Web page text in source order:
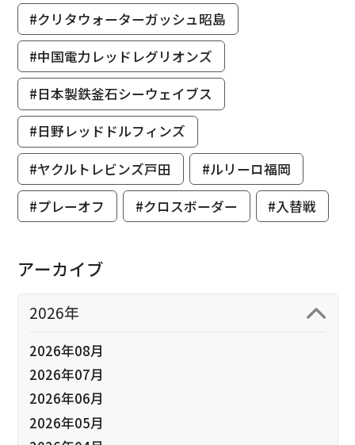
#クリタウォーターガッシュ昭島
#中国電力レッドレグリオンズ
#日本製鉄釜石シーウェイブス
#日野レッドドルフィンズ
#ヤクルトレビンズ戸田
#ルリーロ福岡
#プレーオフ
#クロスボーダー #入替戦
アーカイブ
2026年
2026年08月
2026年07月
2026年06月
2026年05月